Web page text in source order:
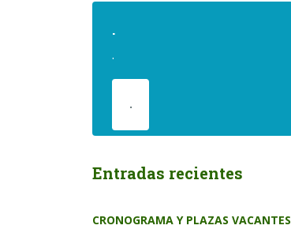
.
.
.
Entradas recientes
CRONOGRAMA Y PLAZAS VACANTES